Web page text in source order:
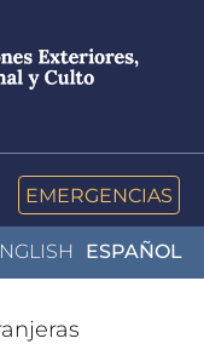
EMERGENCIAS
ESPAÑOL